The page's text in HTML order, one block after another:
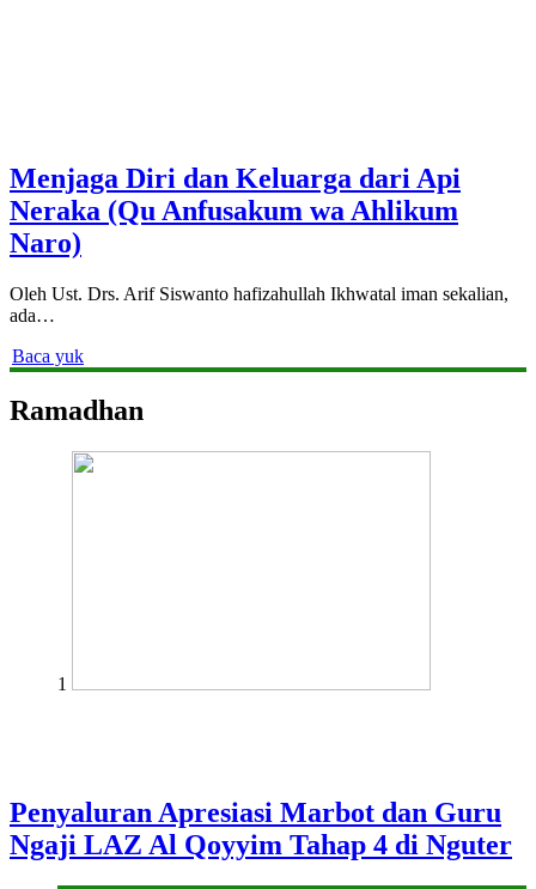
Menjaga Diri dan Keluarga dari Api
Neraka (Qu Anfusakum wa Ahlikum
Naro)
Oleh Ust. Drs. Arif Siswanto hafizahullah Ikhwatal iman sekalian,
ada…
Baca yuk
Ramadhan
1
Penyaluran Apresiasi Marbot dan Guru
Ngaji LAZ Al Qoyyim Tahap 4 di Nguter